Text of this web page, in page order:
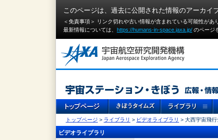
このページは、過去に公開された情報のアーカイ
＜免責事項＞ リンク切れや古い情報が含まれている可能性が
最新情報については、 https://humans-in-space.jaxa.jp/ のページ
トップページ > ライブラリ > ビデオライブラリ > 大西宇宙飛
ビデオライブラリ